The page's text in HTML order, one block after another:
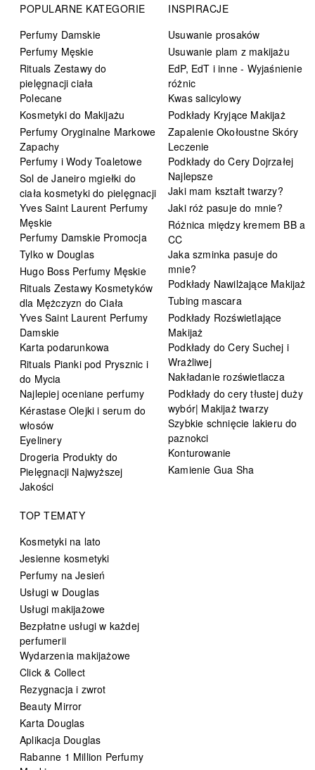
POPULARNE KATEGORIE
Perfumy Damskie
Perfumy Męskie
Rituals Zestawy do
pielęgnacji ciała
Polecane
Kosmetyki do Makijażu
Perfumy Oryginalne Markowe
Zapachy
Perfumy i Wody Toaletowe
Sol de Janeiro mgiełki do
ciała kosmetyki do pielęgnacji
Yves Saint Laurent Perfumy
Męskie
Perfumy Damskie Promocja
Tylko w Douglas
Hugo Boss Perfumy Męskie
Rituals Zestawy Kosmetyków
dla Mężczyzn do Ciała
Yves Saint Laurent Perfumy
Damskie
Karta podarunkowa
Rituals Pianki pod Prysznic i
do Mycia
Najlepiej oceniane perfumy
Kérastase Olejki i serum do
włosów
Eyelinery
Drogeria Produkty do
Pielęgnacji Najwyższej
Jakości
INSPIRACJE
Usuwanie prosaków
Usuwanie plam z makijażu
EdP, EdT i inne - Wyjaśnienie
różnic
Kwas salicylowy
Podkłady Kryjące Makijaż
Zapalenie Okołoustne Skóry
Leczenie
Podkłady do Cery Dojrzałej
Najlepsze
Jaki mam kształt twarzy?
Jaki róż pasuje do mnie?
Różnica między kremem BB a
CC
Jaka szminka pasuje do
mnie?
Podkłady Nawilżające Makijaż
Tubing mascara
Podkłady Rozświetlające
Makijaż
Podkłady do Cery Suchej i
Wrażliwej
Nakładanie rozświetlacza
Podkłady do cery tłustej duży
wybór| Makijaż twarzy
Szybkie schnięcie lakieru do
paznokci
Konturowanie
Kamienie Gua Sha
TOP TEMATY
Kosmetyki na lato
Jesienne kosmetyki
Perfumy na Jesień
Usługi w Douglas
Usługi makijażowe
Bezpłatne usługi w każdej
perfumerii
Wydarzenia makijażowe
Click & Collect
Rezygnacja i zwrot
Beauty Mirror
Karta Douglas
Aplikacja Douglas
Rabanne 1 Million Perfumy